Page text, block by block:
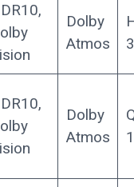
Dolby
Atmos
Dolby
Atmos